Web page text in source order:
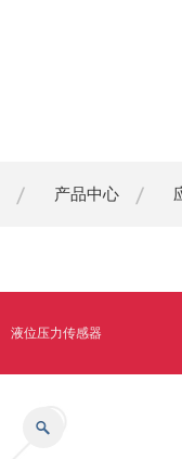
产品中心
液位压力传感器